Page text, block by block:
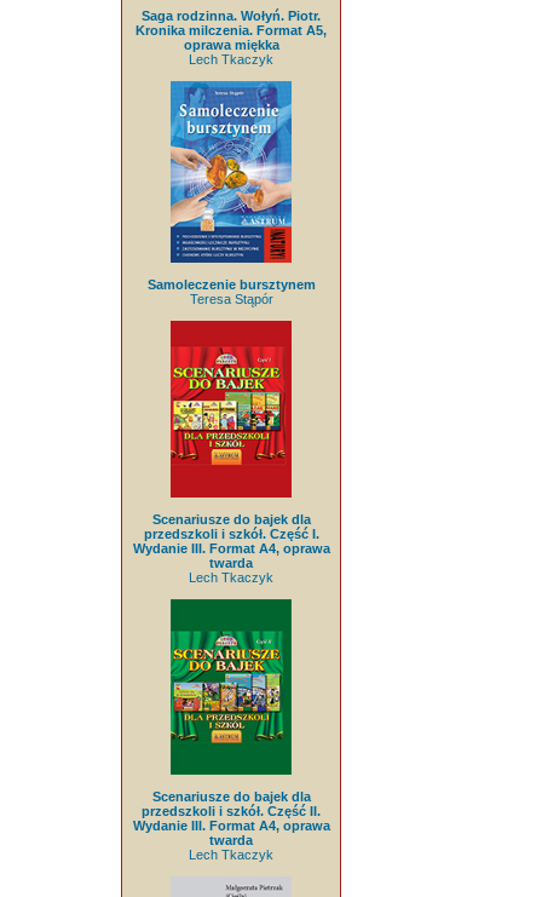
Saga rodzinna. Wołyń. Piotr.
Kronika milczenia. Format A5,
oprawa miękka
Lech Tkaczyk
Samoleczenie bursztynem
Teresa Stąpór
Scenariusze do bajek dla
przedszkoli i szkół. Część I.
Wydanie III. Format A4, oprawa
twarda
Lech Tkaczyk
Scenariusze do bajek dla
przedszkoli i szkół. Część II.
Wydanie III. Format A4, oprawa
twarda
Lech Tkaczyk